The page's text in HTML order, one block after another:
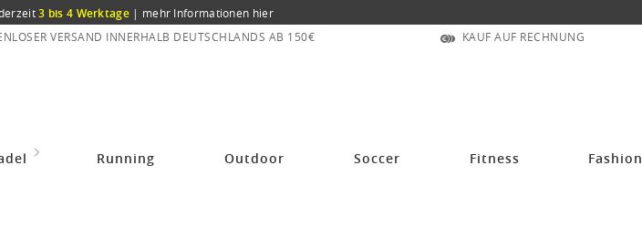
3 bis 4 Werktage | mehr Informationen hier
VERSAND INNERHALB DEUTSCHLANDS AB 150€
KAUF AUF RECHNUNG
Running Outdoor Soccer Fitness
Erima Freizeit Polo Teamsport (Baumwollmix) schwarz Herren